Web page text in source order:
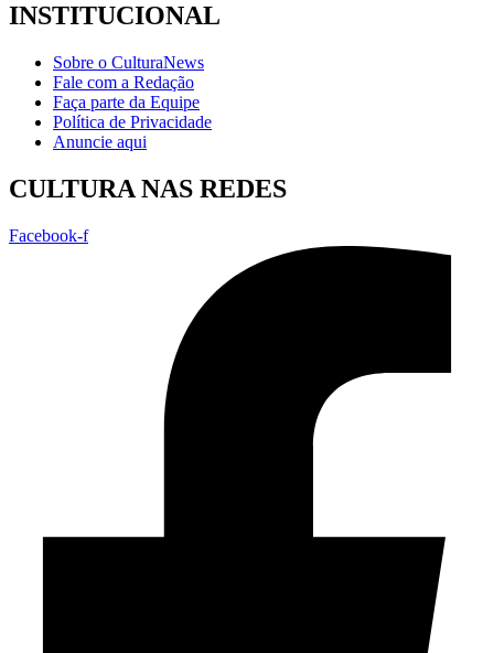
INSTITUCIONAL
Sobre o CulturaNews
Fale com a Redação
Faça parte da Equipe
Política de Privacidade
Anuncie aqui
CULTURA NAS REDES
Facebook-f